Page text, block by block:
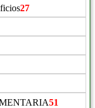
27
51